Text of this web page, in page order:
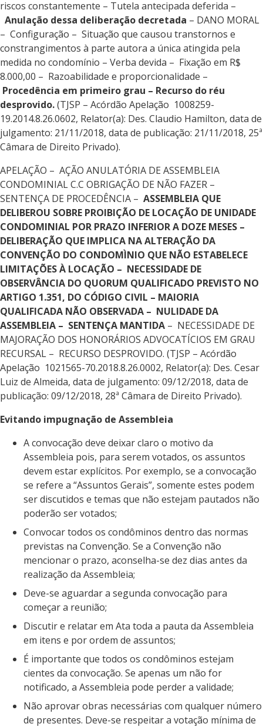
riscos constantemente – Tutela antecipada deferida –
Anulação dessa deliberação decretada – DANO MORAL
– Configuração – Situação que causou transtornos e
constrangimentos à parte autora a única atingida pela
medida no condomínio – Verba devida – Fixação em R$
8.000,00 – Razoabilidade e proporcionalidade –
Procedência em primeiro grau – Recurso do réu
desprovido.(TJSP – Acórdão Apelação 1008259-
19.2014.8.26.0602, Relator(a): Des. Claudio Hamilton, data de
julgamento: 21/11/2018, data de publicação: 21/11/2018, 25ª
Câmara de Direito Privado).
APELAÇÃO – AÇÃO ANULATÓRIA DE ASSEMBLEIA
CONDOMINIAL C.C OBRIGAÇÃO DE NÃO FAZER –
SENTENÇA DE PROCEDÊNCIA – ASSEMBLEIA QUE
DELIBEROU SOBRE PROIBIÇÃO DE LOCAÇÃO DE UNIDADE
CONDOMINIAL POR PRAZO INFERIOR A DOZE MESES –
DELIBERAÇÃO QUE IMPLICA NA ALTERAÇÃO DA
CONVENÇÃO DO CONDOMÌNIO QUE NÃO ESTABELECE
LIMITAÇÕES À LOCAÇÃO – NECESSIDADE DE
OBSERVÂNCIA DO QUORUM QUALIFICADO PREVISTO NO
ARTIGO 1.351, DO CÓDIGO CIVIL – MAIORIA
QUALIFICADA NÃO OBSERVADA – NULIDADE DA
ASSEMBLEIA – SENTENÇA MANTIDA – NECESSIDADE DE
MAJORAÇÃO DOS HONORÁRIOS ADVOCATÍCIOS EM GRAU
RECURSAL – RECURSO DESPROVIDO. (TJSP – Acórdão
Apelação 1021565-70.2018.8.26.0002, Relator(a): Des. Cesar
Luiz de Almeida, data de julgamento: 09/12/2018, data de
publicação: 09/12/2018, 28ª Câmara de Direito Privado).
Evitando impugnação de Assembleia
A convocação deve deixar claro o motivo da
Assembleia pois, para serem votados, os assuntos
devem estar explícitos. Por exemplo, se a convocação
se refere a “Assuntos Gerais”, somente estes podem
ser discutidos e temas que não estejam pautados não
poderão ser votados;
Convocar todos os condôminos dentro das normas
previstas na Convenção. Se a Convenção não
mencionar o prazo, aconselha-se dez dias antes da
realização da Assembleia;
Deve-se aguardar a segunda convocação para
começar a reunião;
Discutir e relatar em Ata toda a pauta da Assembleia
em itens e por ordem de assuntos;
É importante que todos os condôminos estejam
cientes da convocação. Se apenas um não for
notificado, a Assembleia pode perder a validade;
Não aprovar obras necessárias com qualquer número
de presentes. Deve-se respeitar a votação mínima de